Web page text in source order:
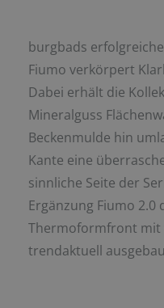
burgbads
Fiumo verkörpert
Dabei erhält die
Mineralguss
Beckenmulde hin
Kante eine
sinnliche Seite der
Ergänzung Fiumo 2.0
Thermoformfront mit
trendaktuell